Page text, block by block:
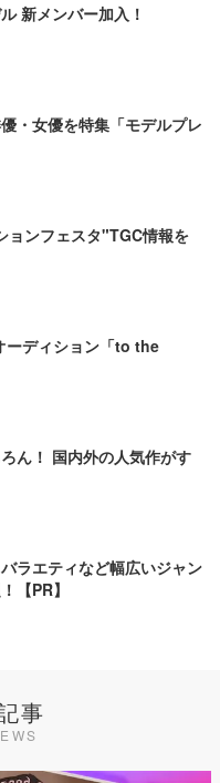
新メンバー加入！
・女優を特集「モデルプレ
ョンフェスタ"TGC情報を
ディション「to the
ん！ 国内外の人気作がす
ラエティなど幅広いジャン
【PR】
事